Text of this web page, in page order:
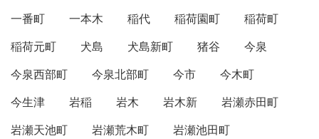
一番町
一本木 稲代 稲荷園町
稲荷町
稲荷元町
犬島 犬島新町 猪谷
今泉
今泉西部町
今泉北部町 今市
今木町
今生津
岩稲 岩木 岩木新
岩瀬赤田町
岩瀬天池町
岩瀬荒木町
岩瀬池田町